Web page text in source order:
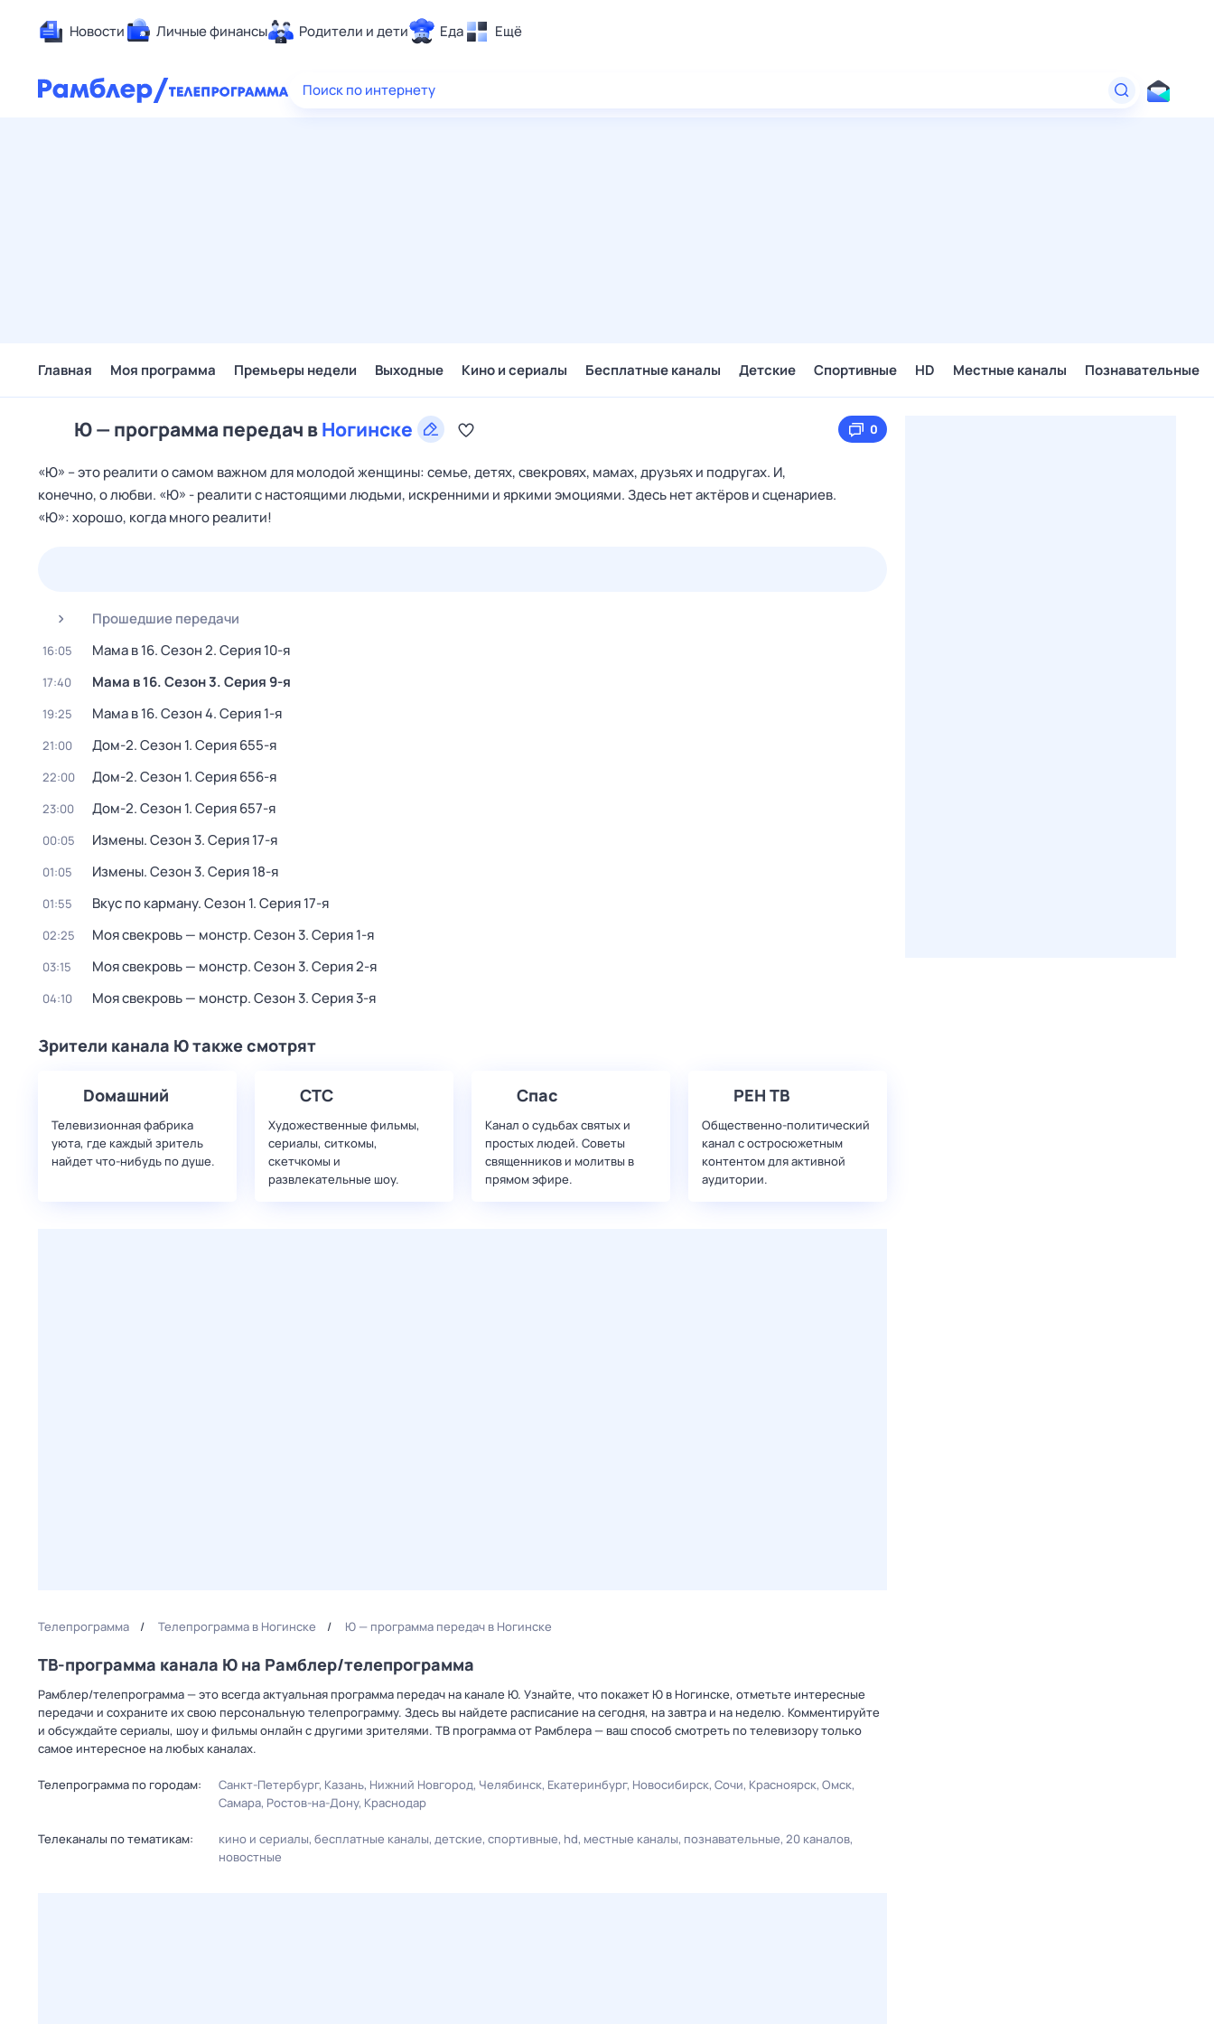
Новости Личные финансы Родители и дети Еда Ещё
Здоровье
Поиск по интернету
Главная Моя программа Премьеры недели Выходные Кино и сериалы Бесплатные каналы Детские Спортивные HD Местные каналы Познавательные
Ю — программа передач вНогинске 0
«Ю» – это реалити о самом важном для молодой женщины: семье, детях, свекровях, мамах, друзьях и подругах. И,
конечно, о любви. «Ю» - реалити с настоящими людьми, искренними и яркими эмоциями. Здесь нет актёров и сценариев.
«Ю»: хорошо, когда много реалити!
Прошедшие передачи
16:05 Мама в 16. Сезон 2. Серия 10-я
17:40 Мама в 16. Сезон 3. Серия 9-я
19:25 Мама в 16. Сезон 4. Серия 1-я
21:00 Дом-2. Сезон 1. Серия 655-я
22:00 Дом-2. Сезон 1. Серия 656-я
23:00 Дом-2. Сезон 1. Серия 657-я
00:05 Измены. Сезон 3. Серия 17-я
01:05 Измены. Сезон 3. Серия 18-я
01:55 Вкус по карману. Сезон 1. Серия 17-я
02:25 Моя свекровь — монстр. Сезон 3. Серия 1-я
03:15 Моя свекровь — монстр. Сезон 3. Серия 2-я
04:10 Моя свекровь — монстр. Сезон 3. Серия 3-я
Зрители канала Ю также смотрят
Dомашний
Телевизионная фабрика
уюта, где каждый зритель
найдет что‑нибудь по душе.
СТС
Художественные фильмы,
сериалы, ситкомы,
скетчкомы и
развлекательные шоу.
Спас
Канал о судьбах святых и
простых людей. Советы
священников и молитвы в
прямом эфире.
РЕН ТВ
Общественно-политический
канал с остросюжетным
контентом для активной
аудитории.
Телепрограмма Телепрограмма в Ногинске Ю — программа передач в Ногинске
ТВ-программа канала Ю на Рамблер/телепрограмма
Рамблер/телепрограмма — это всегда актуальная программа передач на канале Ю. Узнайте, что покажет Ю в Ногинске, отметьте интересные
передачи и сохраните их свою персональную телепрограмму. Здесь вы найдете расписание на сегодня, на завтра и на неделю. Комментируйте
и обсуждайте сериалы, шоу и фильмы онлайн с другими зрителями. ТВ программа от Рамблера — ваш способ смотреть по телевизору только
самое интересное на любых каналах.
Телепрограмма по городам: Санкт-Петербург Казань Нижний Новгород Челябинск Екатеринбург Новосибирск Сочи Красноярск Омск
Самара Ростов-на-Дону Краснодар
Телеканалы по тематикам: кино и сериалы бесплатные каналы детские спортивные hd местные каналы познавательные 20 каналов
новостные